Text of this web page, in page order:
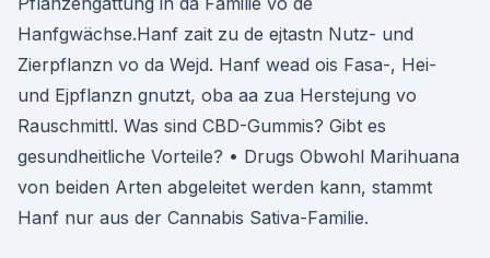
Hanfgwächse.Hanf zait zu de ejtastn Nutz- und
Zierpflanzn vo da Wejd. Hanf wead ois Fasa-, Hei-
und Ejpflanzn gnutzt, oba aa zua Herstejung vo
Rauschmittl. Was sind CBD-Gummis? Gibt es
gesundheitliche Vorteile? • Drugs Obwohl Marihuana
von beiden Arten abgeleitet werden kann, stammt
Hanf nur aus der Cannabis Sativa-Familie.